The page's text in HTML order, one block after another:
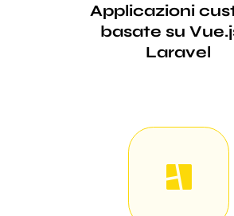
Applicazioni
basate su
Laravel